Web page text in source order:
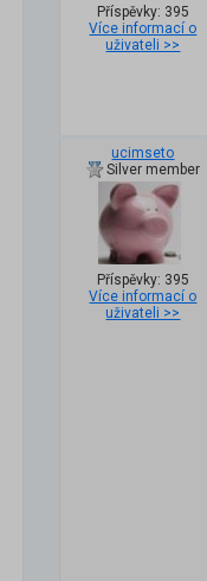
Příspěvky: 395
Více informací o
uživateli >>
ucimseto
Silver member
Příspěvky: 395
Více informací o
uživateli >>